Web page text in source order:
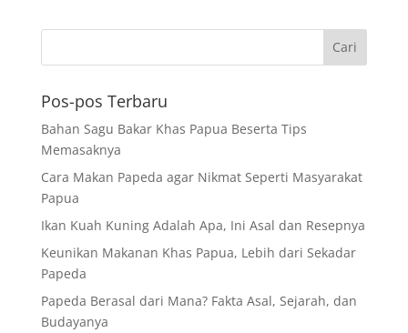
Pos-pos Terbaru
Bahan Sagu Bakar Khas Papua Beserta Tips
Memasaknya
Cara Makan Papeda agar Nikmat Seperti Masyarakat
Papua
Ikan Kuah Kuning Adalah Apa, Ini Asal dan Resepnya
Keunikan Makanan Khas Papua, Lebih dari Sekadar
Papeda
Papeda Berasal dari Mana? Fakta Asal, Sejarah, dan
Budayanya